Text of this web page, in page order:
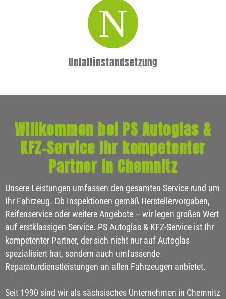
Unfallinstandsetzung
Willkommen bei PS Autoglas &
KFZ-Service Ihr kompetenter
Partner in Chemnitz
Unsere Leistungen umfassen den gesamten Service rund um
Ihr Fahrzeug. Ob Inspektionen gemäß Herstellervorgaben,
Reifenservice oder weitere Angebote – wir legen großen Wert
auf erstklassigen Service. PS Autoglas & KFZ-Service ist Ihr
kompetenter Partner, der sich nicht nur auf Autoglas
spezialisiert hat, sondern auch umfassende
Reparaturdienstleistungen an allen Fahrzeugen anbietet.
Seit 1990 sind wir als sächsisches Unternehmen in Chemnitz